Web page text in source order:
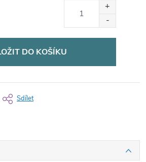
DO KOŠÍKU
Sdílet